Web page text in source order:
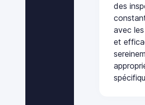
des
avec
et